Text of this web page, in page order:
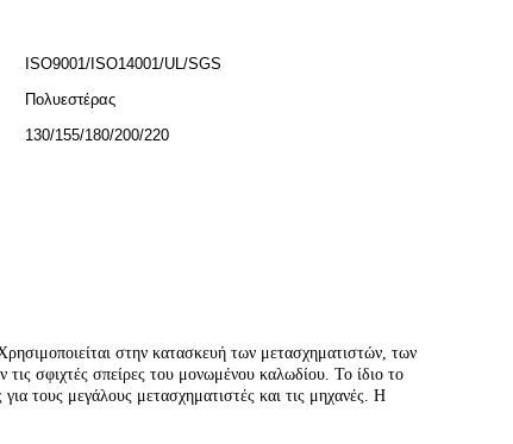
ISO9001/ISO14001/UL/SGS
Πολυεστέρας
130/155/180/200/220
στην κατασκευή των μετασχηματιστών, των
σφιχτές σπείρες του μονωμένου καλωδίου. Το ίδιο το
τους μεγάλους μετασχηματιστές και τις μηχανές. Η